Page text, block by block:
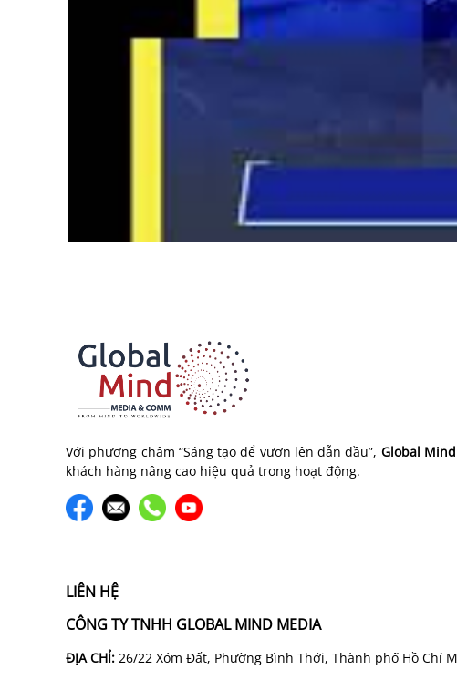
Với phương châm “Sáng tạo để vươn lên dẫn đầu”, Global Mind
khách hàng nâng cao hiệu quả trong hoạt động.
LIÊN HỆ
CÔNG TY TNHH GLOBAL MIND MEDIA
ĐỊA CHỈ: 26/22 Xóm Đất, Phường Bình Thới, Thành phố Hồ Chí